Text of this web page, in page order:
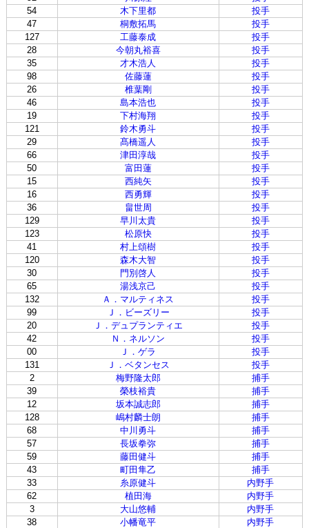
54
木下里都
投手
47
桐敷拓馬
投手
127
工藤泰成
投手
28
今朝丸裕喜
投手
35
才木浩人
投手
98
佐藤蓮
投手
26
椎葉剛
投手
46
島本浩也
投手
19
下村海翔
投手
121
鈴木勇斗
投手
29
髙橋遥人
投手
66
津田淳哉
投手
50
富田蓮
投手
15
西純矢
投手
16
西勇輝
投手
36
畠世周
投手
129
早川太貴
投手
123
松原快
投手
41
村上頌樹
投手
120
森木大智
投手
30
門別啓人
投手
65
湯浅京己
投手
132
Ａ．マルティネス
投手
99
Ｊ．ビーズリー
投手
20
Ｊ．デュプランティエ
投手
42
Ｎ．ネルソン
投手
00
Ｊ．ゲラ
投手
131
Ｊ．ベタンセス
投手
2
梅野隆太郎
捕手
39
榮枝裕貴
捕手
12
坂本誠志郎
捕手
128
嶋村麟士朗
捕手
68
中川勇斗
捕手
57
長坂拳弥
捕手
59
藤田健斗
捕手
43
町田隼乙
捕手
33
糸原健斗
内野手
62
植田海
内野手
3
大山悠輔
内野手
38
小幡竜平
内野手